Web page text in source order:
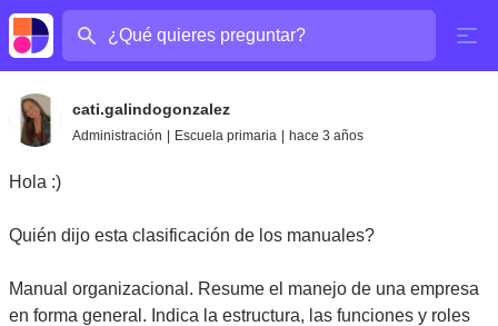
cati.galindogonzalez
Administración Escuela primaria hace 3 años
Hola :)
Quién dijo esta clasificación de los manuales?
Manual organizacional. Resume el manejo de una empresa
en forma general. Indica la estructura, las funciones y roles